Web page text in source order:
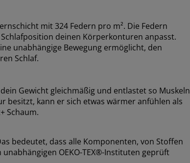
mit 324 Federn pro m². Die Federn
deinen Körperkonturen anpasst.
unabhängige Bewegung ermöglicht, den
Schlaf.
Gewicht gleichmäßig und entlastet so Muskeln
besitzt, kann er sich etwas wärmer anfühlen als
Schaum.
bedeutet, dass alle Komponenten, von Stoffen
OEKO-TEX®-Instituten geprüft